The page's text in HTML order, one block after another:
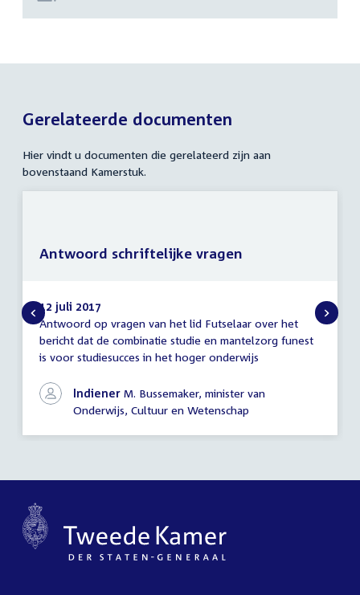
Gerelateerde documenten
Hier vindt u documenten die gerelateerd zijn aan
bovenstaand Kamerstuk.
Antwoord
schriftelijke
vragen
12 juli 2017
Antwoord op vragen van het lid Futselaar over het
bericht dat de combinatie studie en mantelzorg funest
is voor studiesucces in het hoger onderwijs
Indiener M. Bussemaker, minister van
Onderwijs, Cultuur en Wetenschap
Antwoord schriftelijke vragen